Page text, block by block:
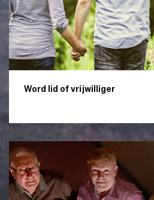
Word lid of vrijwilliger